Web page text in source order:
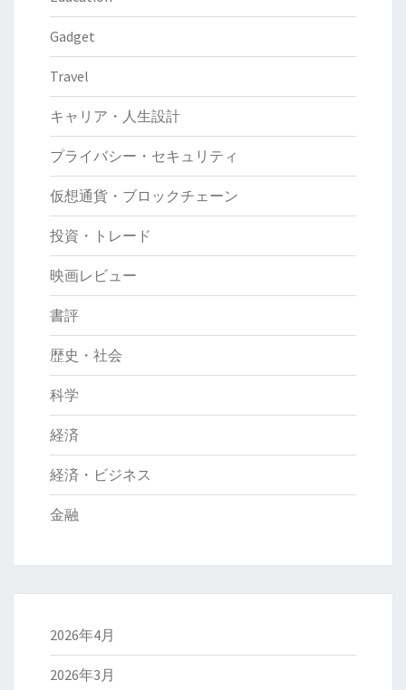
Gadget
Travel
キャリア・人生設計
プライバシー・セキュリティ
仮想通貨・ブロックチェーン
投資・トレード
映画レビュー
書評
歴史・社会
科学
経済
経済・ビジネス
金融
2026年4月
2026年3月